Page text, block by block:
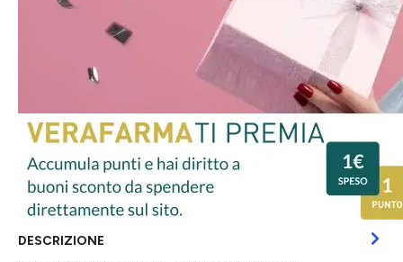
DESCRIZIONE